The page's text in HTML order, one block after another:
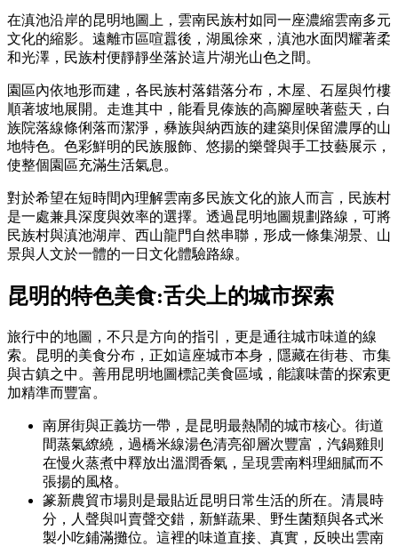
在滇池沿岸的昆明地圖上，雲南民族村如同一座濃縮雲南多元
文化的縮影。遠離市區喧囂後，湖風徐來，滇池水面閃耀著柔
和光澤，民族村便靜靜坐落於這片湖光山色之間。
園區內依地形而建，各民族村落錯落分布，木屋、石屋與竹樓
順著坡地展開。走進其中，能看見傣族的高腳屋映著藍天，白
族院落線條俐落而潔淨，彝族與納西族的建築則保留濃厚的山
地特色。色彩鮮明的民族服飾、悠揚的樂聲與手工技藝展示，
使整個園區充滿生活氣息。
對於希望在短時間內理解雲南多民族文化的旅人而言，民族村
是一處兼具深度與效率的選擇。透過昆明地圖規劃路線，可將
民族村與滇池湖岸、西山龍門自然串聯，形成一條集湖景、山
景與人文於一體的一日文化體驗路線。
昆明的特色美食:舌尖上的城市探索
旅行中的地圖，不只是方向的指引，更是通往城市味道的線
索。昆明的美食分布，正如這座城市本身，隱藏在街巷、市集
與古鎮之中。善用昆明地圖標記美食區域，能讓味蕾的探索更
加精準而豐富。
南屏街與正義坊一帶，是昆明最熱鬧的城市核心。街道
間蒸氣繚繞，過橋米線湯色清亮卻層次豐富，汽鍋雞則
在慢火蒸煮中釋放出溫潤香氣，呈現雲南料理細膩而不
張揚的風格。
篆新農貿市場則是最貼近昆明日常生活的所在。清晨時
分，人聲與叫賣聲交錯，新鮮蔬果、野生菌類與各式米
製小吃鋪滿攤位。這裡的味道直接、真實，反映出雲南